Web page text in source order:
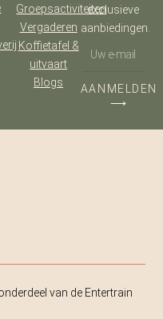
Groepsactiviteiten
Vergaderen
Koffietafel &
uitvaart
Blogs
exclusieve
aanbiedingen.
AANMELDEN
⟶
van de Entertrain